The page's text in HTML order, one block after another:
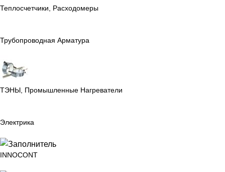
Теплосчетчики, Расходомеры
Трубопроводная Арматура
ТЭНЫ, Промышленные Нагреватели
Электрика
INNOCONT